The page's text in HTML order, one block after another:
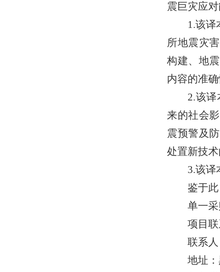
震巨灾应
1.该
所地震灾
构建、地
内容的准
2.该
来的社会
震预警及
处置新技
3.该译
鉴于
单一
项目
联系
地址